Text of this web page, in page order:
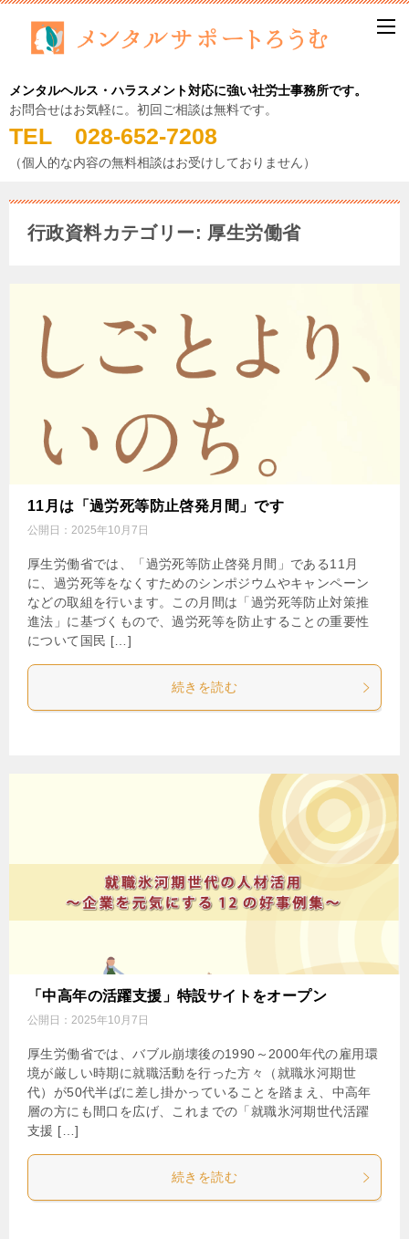
メンタルヘルス・ハラスメント対応に強い社労士事務所です。
お問合せはお気軽に。初回ご相談は無料です。
TEL 028-652-7208
（個人的な内容の無料相談はお受けしておりません）
行政資料カテゴリー: 厚生労働省
11月は「過労死等防止啓発月間」です
公開日： 2025年10月7日
厚生労働省では、「過労死等防止啓発月間」である11月
に、過労死等をなくすためのシンポジウムやキャンペーン
などの取組を行います。この月間は「過労死等防止対策推
進法」に基づくもので、過労死等を防止することの重要性
について国民 […]
続きを読む
「中高年の活躍支援」特設サイトをオープン
公開日： 2025年10月7日
厚生労働省では、バブル崩壊後の1990～2000年代の雇用環
境が厳しい時期に就職活動を行った方々（就職氷河期世
代）が50代半ばに差し掛かっていることを踏まえ、中高年
層の方にも間口を広げ、これまでの「就職氷河期世代活躍
支援 […]
続きを読む